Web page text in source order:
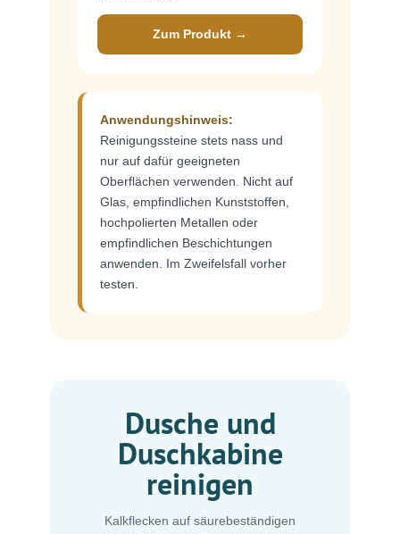
Zum Produkt →
Anwendungshinweis:
Reinigungssteine stets nass und
nur auf dafür geeigneten
Oberflächen verwenden. Nicht auf
Glas, empfindlichen Kunststoffen,
hochpolierten Metallen oder
empfindlichen Beschichtungen
anwenden. Im Zweifelsfall vorher
testen.
Dusche und
Duschkabine
reinigen
Kalkflecken auf säurebeständigen